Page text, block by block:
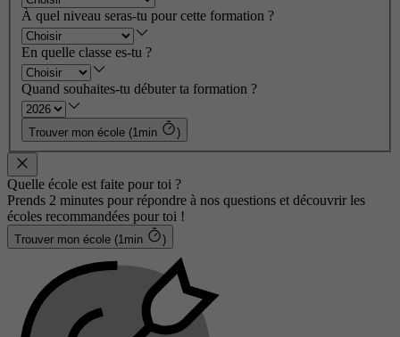
À quel niveau seras-tu pour cette formation ?
En quelle classe es-tu ?
Quand souhaites-tu débuter ta formation ?
Trouver mon école (1min )
Quelle école est faite pour toi ?
Prends 2 minutes pour répondre à nos questions et découvrir les
écoles recommandées pour toi !
Trouver mon école (1min )